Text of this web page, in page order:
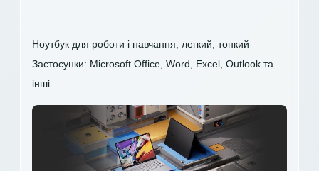
Ноутбук для роботи і навчання, легкий, тонкий
Застосунки: Microsoft Office, Word, Excel, Outlook та
інші.